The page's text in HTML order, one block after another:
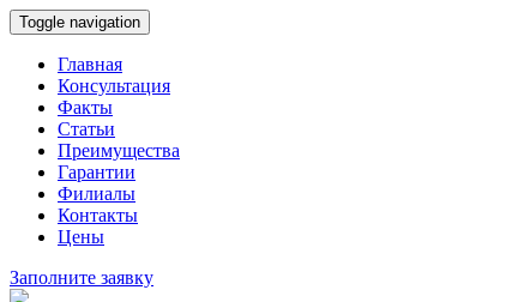
Toggle navigation
Главная
Консультация
Факты
Статьи
Преимущества
Гарантии
Филиалы
Контакты
Цены
Заполните заявку